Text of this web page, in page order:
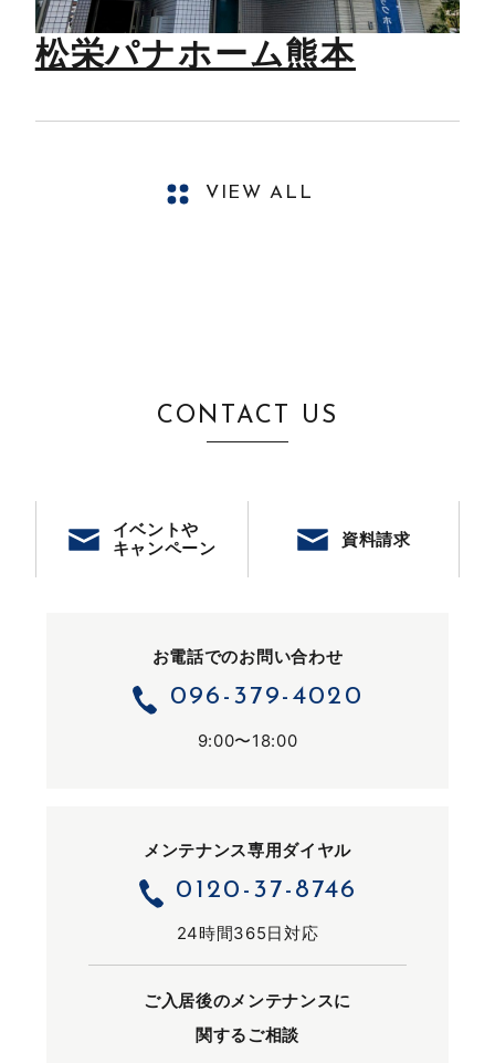
松栄パナホーム熊本
VIEW ALL
CONTACT US
イベントや
キャンペーン
資料請求
お電話でのお問い合わせ
096-379-4020
9:00〜18:00
メンテナンス専用ダイヤル
0120-37-8746
24時間365日対応
ご入居後のメンテナンスに
関するご相談